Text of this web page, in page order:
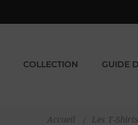
COLLECTION GUIDE
Accueil / Les T-Shirts